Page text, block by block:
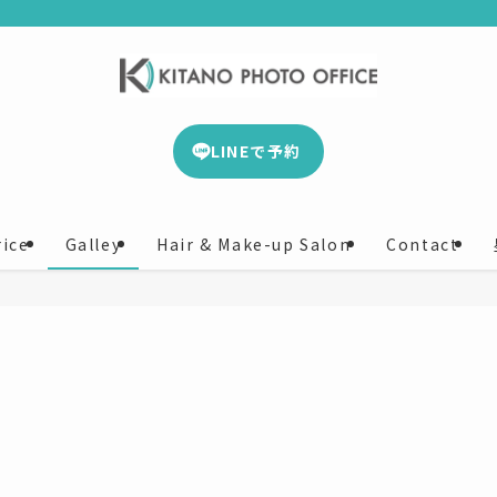
Galley Hair & Make-up Salon Contact
LINEで予約